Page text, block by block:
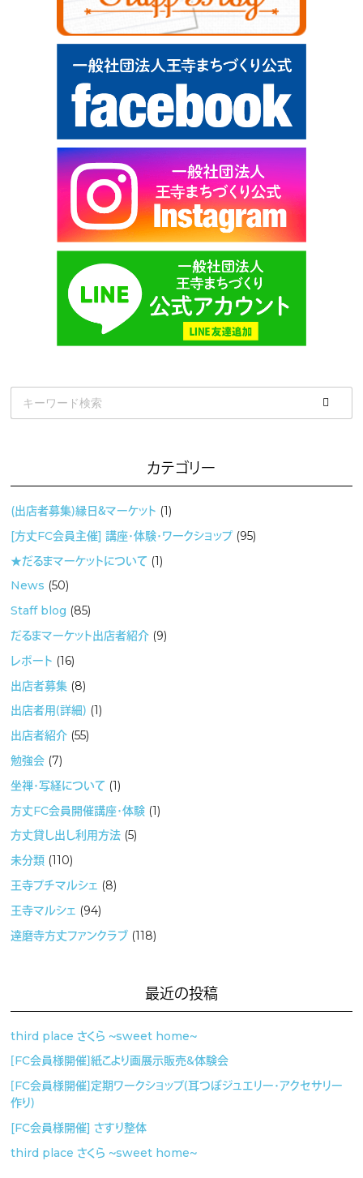
カテゴリー
(出店者募集）縁日＆マーケット (1)
[方丈FC会員主催] 講座・体験・ワークショップ(95)
★だるまマーケットについて (1)
News (50)
Staff blog (85)
だるまマーケット出店者紹介 (9)
レポート (16)
出店者募集 (8)
出店者用（詳細） (1)
出店者紹介 (55)
勉強会 (7)
坐禅・写経について (1)
方丈FC会員開催講座・体験 (1)
方丈貸し出し利用方法 (5)
未分類 (110)
王寺プチマルシェ (8)
王寺マルシェ (94)
達磨寺方丈ファンクラブ (118)
最近の投稿
third place さくら 〜sweet home〜
［FC会員様開催］紙こより画展示販売&体験会
［FC会員様開催］定期ワークショップ（耳つぼジュエリー・アクセサリー
作り）
[FC会員様開催] さすり整体
third place さくら 〜sweet home〜